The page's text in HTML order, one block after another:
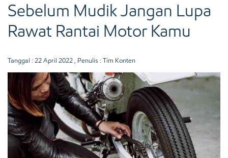
Sebelum Mudik Jangan Lupa
Rawat Rantai Motor Kamu
Tanggal : 22 April 2022 , Penulis : Tim Konten